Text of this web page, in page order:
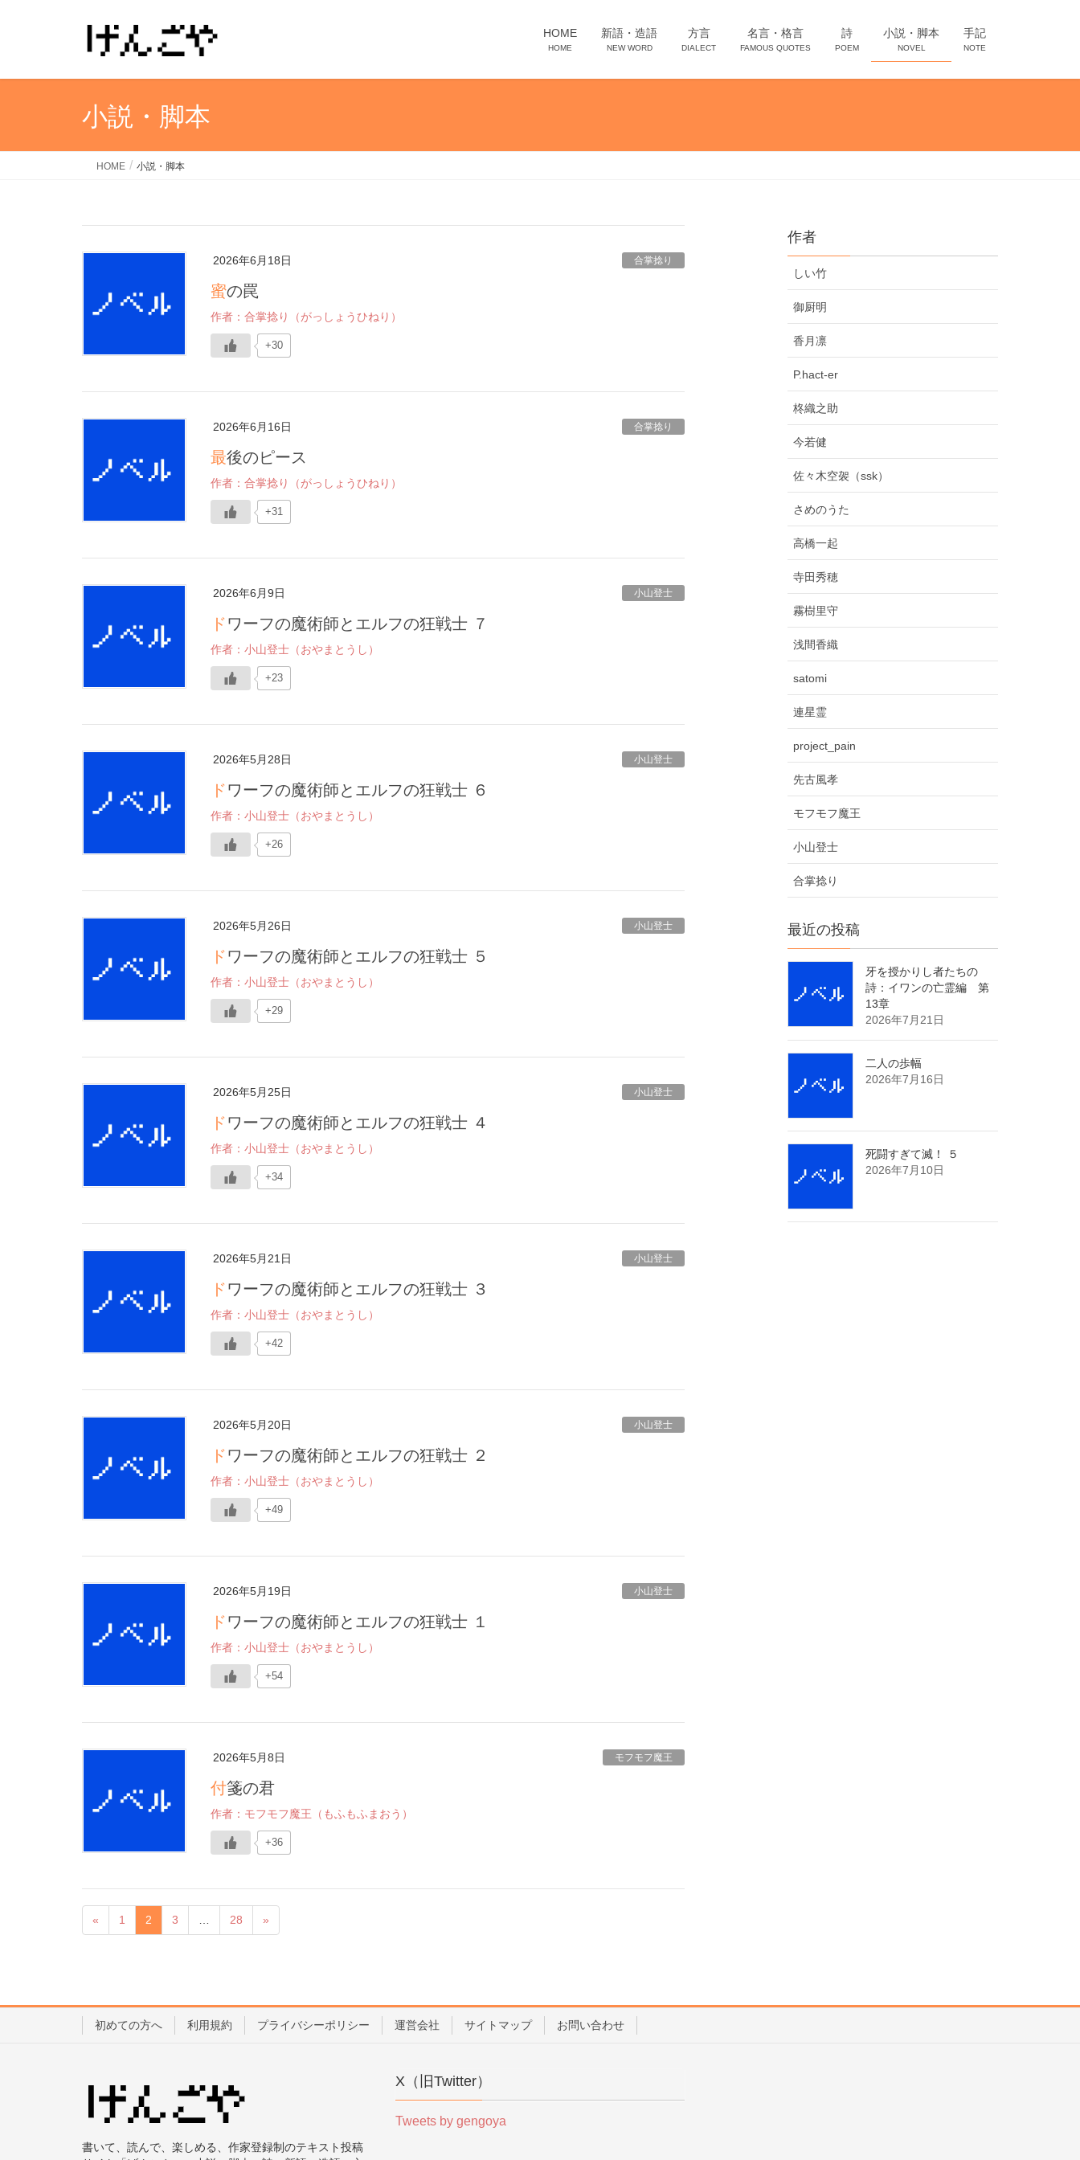
HOME
HOME
新語・造語
NEW WORD
方言
DIALECT
名言・格言
FAMOUS QUOTES
詩
POEM
小説・脚本
NOVEL
手記
NOTE
小説・脚本
HOME 小説・脚本
2026年6月18日 合掌捻り
蜜の罠
作者：合掌捻り（がっしょうひねり）
+30
2026年6月16日 合掌捻り
最後のピース
作者：合掌捻り（がっしょうひねり）
+31
2026年6月9日 小山登士
ドワーフの魔術師とエルフの狂戦士 ７
作者：小山登士（おやまとうし）
+23
2026年5月28日 小山登士
ドワーフの魔術師とエルフの狂戦士 ６
作者：小山登士（おやまとうし）
+26
2026年5月26日 小山登士
ドワーフの魔術師とエルフの狂戦士 ５
作者：小山登士（おやまとうし）
+29
2026年5月25日 小山登士
ドワーフの魔術師とエルフの狂戦士 ４
作者：小山登士（おやまとうし）
+34
2026年5月21日 小山登士
ドワーフの魔術師とエルフの狂戦士 ３
作者：小山登士（おやまとうし）
+42
2026年5月20日 小山登士
ドワーフの魔術師とエルフの狂戦士 ２
作者：小山登士（おやまとうし）
+49
2026年5月19日 小山登士
ドワーフの魔術師とエルフの狂戦士 １
作者：小山登士（おやまとうし）
+54
2026年5月8日 モフモフ魔王
付箋の君
作者：モフモフ魔王（もふもふまおう）
+36
« 1 2 3 28 »
作者
しい竹
御厨明
香月凛
P.hact-er
柊織之助
今若健
佐々木空袈（ssk）
さめのうた
高橋一起
寺田秀穂
霧樹里守
浅間香織
satomi
連星霊
project_pain
先古風孝
モフモフ魔王
小山登士
合掌捻り
最近の投稿
牙を授かりし者たちの
詩：イワンの亡霊編 第
13章
2026年7月21日
二人の歩幅
2026年7月16日
死闘すぎて滅！ ５
2026年7月10日
初めての方へ 利用規約 プライバシーポリシー 運営会社 サイトマップ お問い合わせ
書いて、読んで、楽しめる、作家登録制のテキスト投稿
X（旧Twitter）
Tweets by gengoya